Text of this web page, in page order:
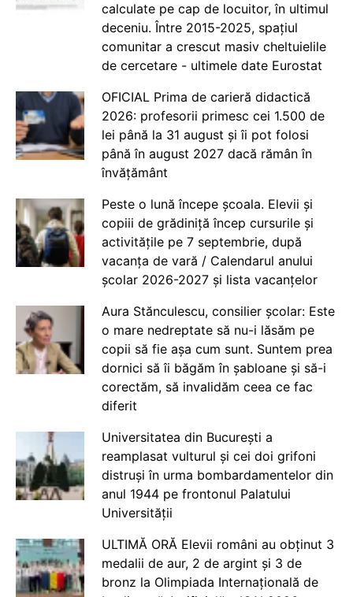
calculate pe cap de locuitor, în ultimul
deceniu. Între 2015-2025, spațiul
comunitar a crescut masiv cheltuielile
de cercetare - ultimele date Eurostat
OFICIAL Prima de carieră didactică
2026: profesorii primesc cei 1.500 de
lei până la 31 august și îi pot folosi
până în august 2027 dacă rămân în
învățământ
Peste o lună începe școala. Elevii și
copiii de grădiniță încep cursurile și
activitățile pe 7 septembrie, după
vacanța de vară / Calendarul anului
școlar 2026-2027 și lista vacanțelor
Aura Stănculescu, consilier școlar: Este
o mare nedreptate să nu-i lăsăm pe
copii să fie așa cum sunt. Suntem prea
dornici să îi băgăm în șabloane și să-i
corectăm, să invalidăm ceea ce fac
diferit
Universitatea din București a
reamplasat vulturul și cei doi grifoni
distruși în urma bombardamentelor din
anul 1944 pe frontonul Palatului
Universității
ULTIMĂ ORĂ Elevii români au obținut 3
medalii de aur, 2 de argint și 3 de
bronz la Olimpiada Internațională de